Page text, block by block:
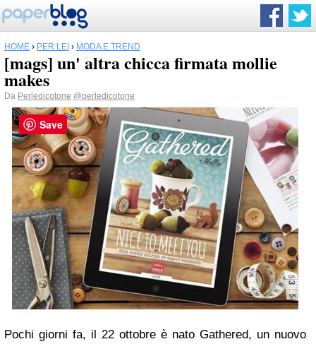
HOME › PER LEI › MODA E TREND
[mags] un' altra chicca firmata mollie
makes
Da Perledicotone @perledicotone
Pochi giorni fa, il 22 ottobre è nato Gathered, un nuovo
Save